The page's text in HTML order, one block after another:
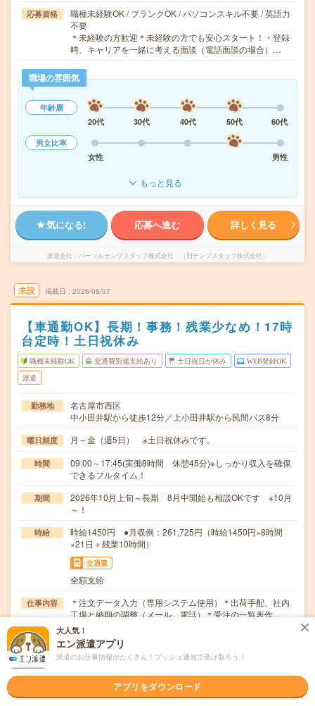
応募資格
職種未経験OK / ブランクOK / パソコンスキル不要 / 英語力
不要
＊未経験の方歓迎＊未経験の方でも安心スタート！・登録
時、キャリアを一緒に考える面談（電話面談の場合）…
職場の雰囲気
年齢層
20代
30代 40代 50代
60代
男女比率
女性
男性
もっと見る
気になる! 応募へ進む 詳しく見る
派遣会社 パーソルテンプスタッフ株式会社 （旧テンプスタッフ株式会社）
未読 掲載日 2026/08/07
【車通勤OK】長期！事務！残業少なめ！17時
台定時！土日祝休み
職種未経験OK 交通費別途支給あり 土日祝日が休み WEB登録OK
派遣
勤務地
名古屋市西区
中小田井駅から徒歩12分／上小田井駅から民間バス8分
曜日頻度 月～金（週5日） ※土日祝休みです。
時間
09:00～17:45(実働8時間 休憩45分)※しっかり収入を確保
できるフルタイム！
期間
2026年10月上旬～長期 8月中開始も相談OKです ※10月
～！
時給
時給1450円 ●月収例：261,725円（時給1450円×8時間
×21日＋残業10時間）
交通費
全額支給
仕事内容
＊注文データ入力（専用システム使用）＊出荷手配、社内
工場と納期の調整（メール、電話）＊受注の一覧表作…
応募資格
職種未経験OK / ブランクOK / 英語力不要
＊未経験の方歓迎＊未経験の方でも安心スタート！・登録
時、キャリアを一緒に考える面談（電話面談の場合）…
大人気！
エン派遣アプリ
派遣のお仕事情報がたくさん！プッシュ通知で受け取ろう！
アプリをダウンロード